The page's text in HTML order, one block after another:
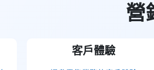
營
客戶體驗